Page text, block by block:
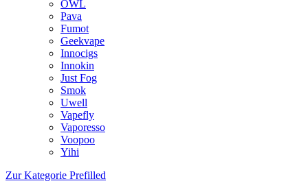
OWL
Pava
Fumot
Geekvape
Innocigs
Innokin
Just Fog
Smok
Uwell
Vapefly
Vaporesso
Voopoo
Yihi
Zur Kategorie Prefilled